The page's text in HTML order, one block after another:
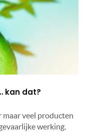
kan dat?
veel producten
werking.